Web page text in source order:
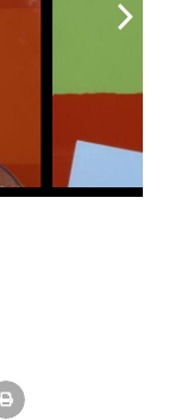
arrow_forward_ios